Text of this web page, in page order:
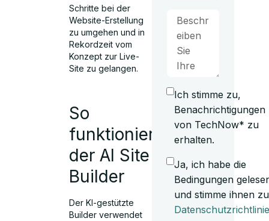
Schritte bei der
Website-Erstellung
zu umgehen und in
Rekordzeit vom
Konzept zur Live-
Site zu gelangen.
So
funktioniert
der AI Site
Builder
Der KI-gestützte
Builder verwendet
Ich stimme zu,
Benachrichtigungen
von TechNow* zu
erhalten.
Ja, ich habe die
Bedingungen
und stimme ihnen
Datenschutzrichtlinie